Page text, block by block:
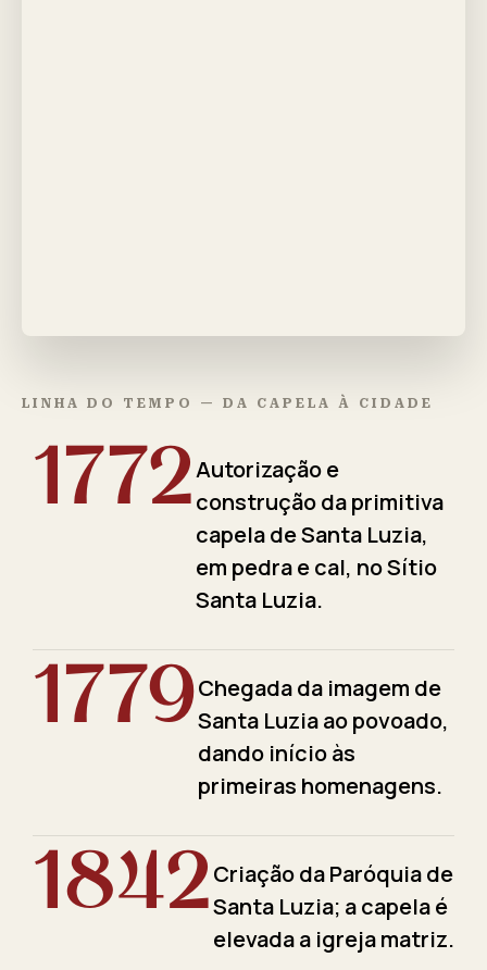
LINHA DO TEMPO — DA CAPELA À CIDADE
1772Autorização e
construção da primitiva
capela de Santa Luzia,
em pedra e cal, no Sítio
Santa Luzia.
1779Chegada da imagem de
Santa Luzia ao povoado,
dando início às
primeiras homenagens.
1842Criação da Paróquia de
Santa Luzia; a capela é
elevada a igreja matriz.